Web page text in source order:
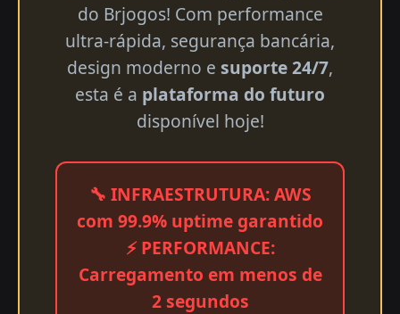
do Brjogos! Com performance
ultra-rápida, segurança bancária,
design moderno e suporte 24/7,
esta é a plataforma do futuro
disponível hoje!
🔧 INFRAESTRUTURA: AWS
com 99.9% uptime garantido
⚡ PERFORMANCE:
Carregamento em menos de
2 segundos